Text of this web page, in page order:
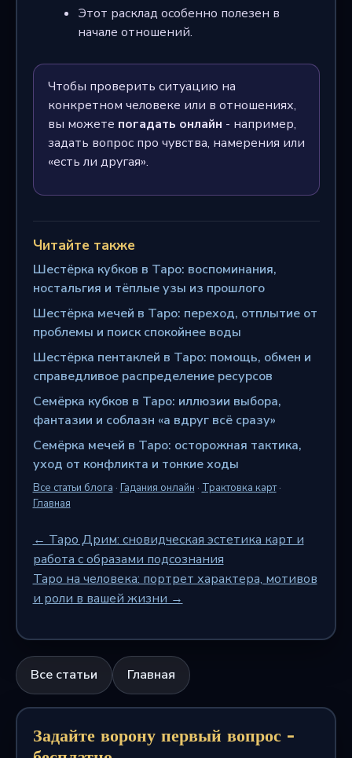
Этот расклад особенно полезен в
начале отношений.
Чтобы проверить ситуацию на
конкретном человеке или в отношениях,
вы можете погадать онлайн - например,
задать вопрос про чувства, намерения или
«есть ли другая».
Читайте также
Шестёрка кубков в Таро: воспоминания,
ностальгия и тёплые узы из прошлого
Шестёрка мечей в Таро: переход, отплытие от
проблемы и поиск спокойнее воды
Шестёрка пентаклей в Таро: помощь, обмен и
справедливое распределение ресурсов
Семёрка кубков в Таро: иллюзии выбора,
фантазии и соблазн «а вдруг всё сразу»
Семёрка мечей в Таро: осторожная тактика,
уход от конфликта и тонкие ходы
Все статьи блога · Гадания онлайн · Трактовка карт·
Главная
← Таро Дрим: сновидческая эстетика карт и
работа с образами подсознания
Таро на человека: портрет характера, мотивов
и роли в вашей жизни →
Все статьи Главная
Задайте ворону первый вопрос -